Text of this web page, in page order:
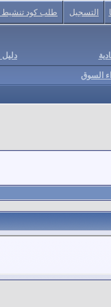
التسجيل طلب كود تنشيط
السوق